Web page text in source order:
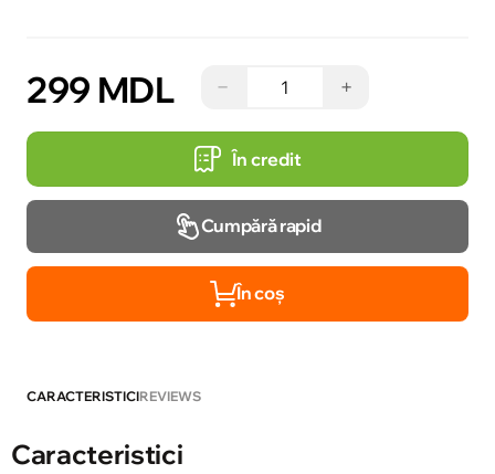
299 MDL − +
În credit
Cumpără rapid
În coș
CARACTERISTICIREVIEWS
Caracteristici